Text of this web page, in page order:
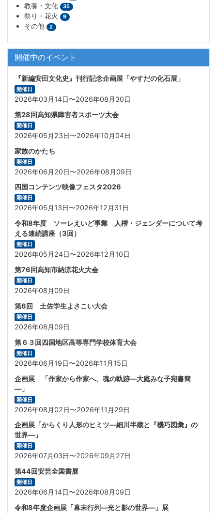
教養・文化 35
祭り・花火 9
その他 2
開催中のイベント
『新編安田文化史』刊行記念企画展「やすだの化石展」
開催日
2026年03月14日〜2026年08月30日
第28回高知県障害者スポーツ大会
開催日
2026年05月23日〜2026年10月04日
家族のかたち
開催日
2026年06月20日〜2026年08月09日
四国コンテンツ映像フェスタ2026
開催日
2026年05月13日〜2026年12月31日
令和8年度 ソーレえいど事業 人権・ジェンダーについて考
える連続講座（3回）
開催日
2026年05月24日〜2026年12月10日
第76回高知市納涼花火大会
開催日
2026年08月09日
第6回 土佐学生よさこい大会
開催日
2026年08月09日
第６３回四国地区高等専門学校体育大会
開催日
2026年06月19日〜2026年11月15日
企画展 「作家から作家へ、魂の軌跡―大庭みな子宛書簡
―」
開催日
2026年08月02日〜2026年11月29日
企画展「からくり人形のヒミツ—細川半蔵と『機巧図彙』の
世界―」
開催日
2026年07月03日〜2026年09月27日
第44回安芸全国書展
開催日
2026年06月14日〜2026年08月09日
令和8年度企画展「幕末行列―光と影の世界―」展